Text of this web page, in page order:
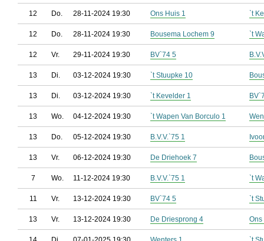
12 Do. 28-11-2024 19:30 Ons Huis 1 `t
12 Do. 28-11-2024 19:30 Bousema Lochem 9 `t
12 Vr. 29-11-2024 19:30 BV`74 5
13 Di. 03-12-2024 19:30 `t Stuupke 10
13 Di. 03-12-2024 19:30 `t Kevelder 1
13 Wo. 04-12-2024 19:30 `t Wapen Van Borculo 1
13 Do. 05-12-2024 19:30 B.V.V.`75 1
13 Vr. 06-12-2024 19:30 De Driehoek 7
7 Wo. 11-12-2024 19:30 B.V.V.`75 1 `t
11 Vr. 13-12-2024 19:30 BV`74 5 `t
13 Vr. 13-12-2024 19:30 De Driesprong 4 Ons